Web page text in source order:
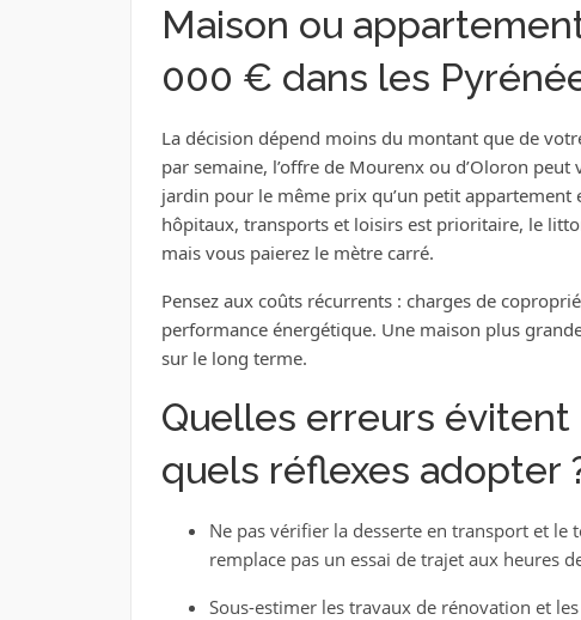
Maison ou
000 € dans les
La décision dépend moins du montant que de
par semaine, l’offre de Mourenx ou d’Oloron
jardin pour le même prix qu’un petit appartement
hôpitaux, transports et loisirs est prioritaire, le
mais vous paierez le mètre carré.
Pensez aux coûts récurrents : charges de
performance énergétique. Une maison plus
sur le long terme.
Quelles erreurs
quels réflexes adopter
Ne pas vérifier la desserte en transport et
remplace pas un essai de trajet aux heures
Sous-estimer les travaux de rénovation et